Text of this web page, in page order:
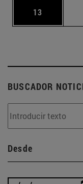
Página
13
BUSCADOR
Desde